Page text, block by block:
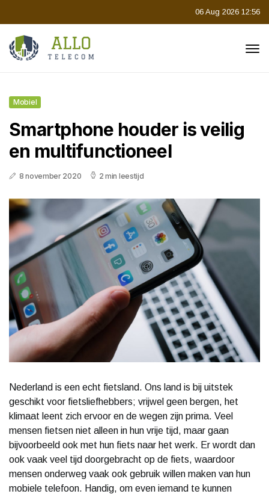
06 Aug 2026 12:56
Mobiel
Smartphone houder is veilig
en multifunctioneel
8 november 2020 2 min leestijd
Nederland is een echt fietsland. Ons land is bij uitstek
geschikt voor fietsliefhebbers; vrijwel geen bergen, het
klimaat leent zich ervoor en de wegen zijn prima. Veel
mensen fietsen niet alleen in hun vrije tijd, maar gaan
bijvoorbeeld ook met hun fiets naar het werk. Er wordt dan
ook vaak veel tijd doorgebracht op de fiets, waardoor
mensen onderweg vaak ook gebruik willen maken van hun
mobiele telefoon. Handig, om even iemand te kunnen